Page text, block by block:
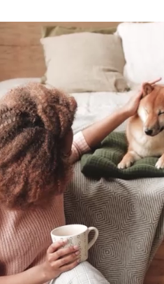
Für den perfekten